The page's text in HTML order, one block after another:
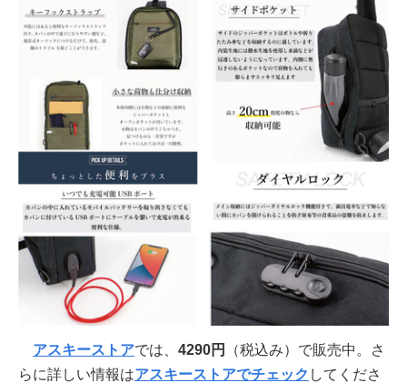
アスキーストアでは、 4290円
（税込み）で販売中。さ
らに詳しい情報はアスキーストアでチェック してくださ